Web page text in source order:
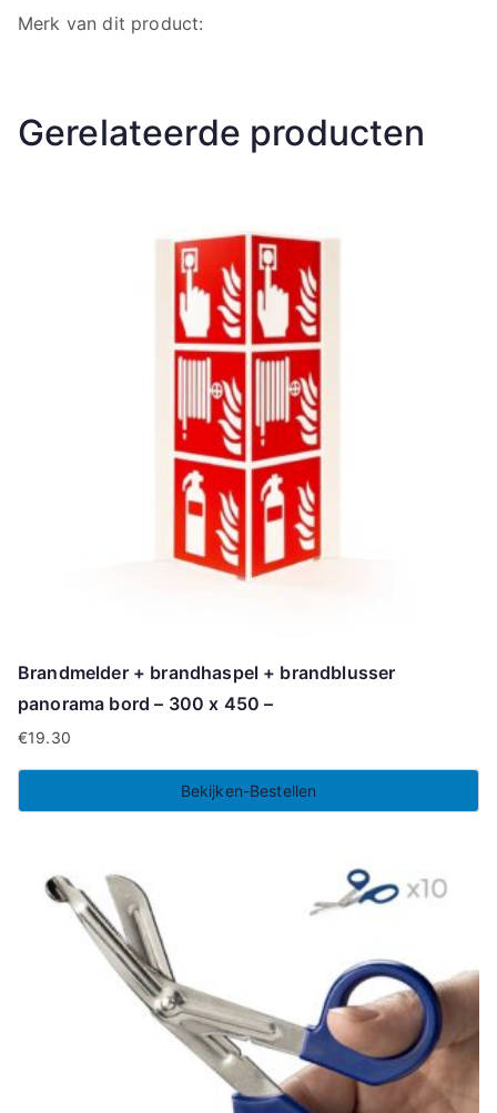
Merk van dit product:
Gerelateerde producten
Brandmelder + brandhaspel + brandblusser
panorama bord – 300 x 450 –
€19.30
Bekijken-Bestellen